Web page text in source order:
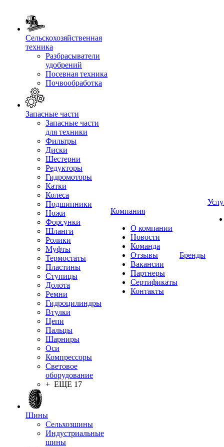
Сельскохозяйственная
техника
Разбрасыватели
удобрений
Посевная техника
Почвообработка
Запасные части
Запасные части
для техники
Фильтры
Диски
Шестерни
Редукторы
Гидромоторы
Катки
Колеса
Подшипники
Ножи
Форсунки
Шланги
Ролики
Муфты
Термостаты
Пластины
Ступицы
Долота
Ремни
Гидроцилиндры
Втулки
Цепи
Пальцы
Шарниры
Оси
Компрессоры
Световое
оборудование
+ ЕЩЕ 17
Шины
Сельхозшины
Индустриальные
шины
Компания
О компании
Новости
Команда
Отзывы
Вакансии
Партнеры
Сертификаты
Контакты
Бренды